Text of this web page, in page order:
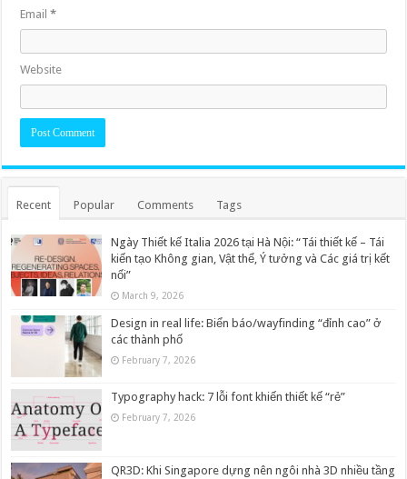
Email*
Website
Recent Popular Comments Tags
Ngày Thiết kế Italia 2026 tại Hà Nội: “Tái thiết kế – Tái
kiến tạo Không gian, Vật thể, Ý tưởng và Các giá trị kết
nối”
March 9, 2026
Design in real life: Biển báo/wayfinding “đỉnh cao” ở
các thành phố
February 7, 2026
Typography hack: 7 lỗi font khiến thiết kế “rẻ”
February 7, 2026
QR3D: Khi Singapore dựng nên ngôi nhà 3D nhiều tầng